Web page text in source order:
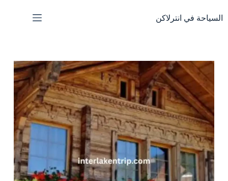
إلى
المحتوى
السياحة في انترلاكن